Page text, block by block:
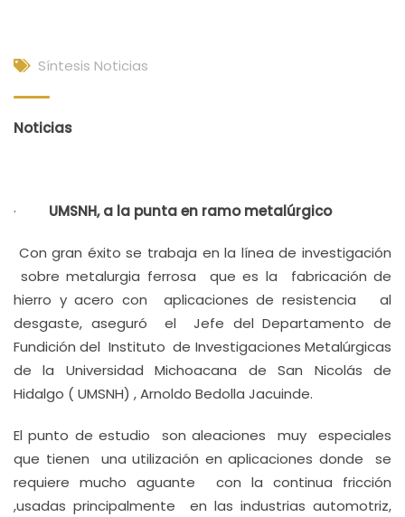
Síntesis Noticias
Noticias
· UMSNH, a la punta en ramo metalúrgico
Con gran éxito se trabaja en la línea de investigación
sobre metalurgia ferrosa que es la fabricación de
hierro y acero con aplicaciones de resistencia al
desgaste, aseguró el Jefe del Departamento de
Fundición del Instituto de Investigaciones Metalúrgicas
de la Universidad Michoacana de San Nicolás de
Hidalgo ( UMSNH) , Arnoldo Bedolla Jacuinde.
El punto de estudio son aleaciones muy especiales
que tienen una utilización en aplicaciones donde se
requiere mucho aguante con la continua fricción
,usadas principalmente en las industrias automotriz,